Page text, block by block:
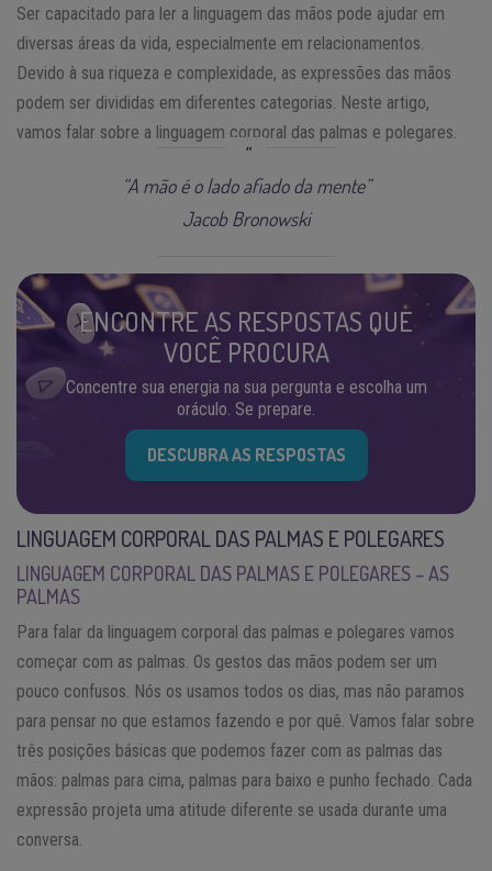
Ser capacitado para ler a linguagem das mãos pode ajudar em
diversas áreas da vida, especialmente em relacionamentos.
Devido à sua riqueza e complexidade, as expressões das mãos
podem ser divididas em diferentes categorias. Neste artigo,
vamos falar sobre a linguagem corporal das palmas e polegares.
“A mão é o lado afiado da mente”
Jacob Bronowski
ENCONTRE AS RESPOSTAS QUE
VOCÊ PROCURA
Concentre sua energia na sua pergunta e escolha um
oráculo. Se prepare.
DESCUBRA AS RESPOSTAS
LINGUAGEM CORPORAL DAS PALMAS E POLEGARES
LINGUAGEM CORPORAL DAS PALMAS E POLEGARES – AS
PALMAS
Para falar da linguagem corporal das palmas e polegares vamos
começar com as palmas. Os gestos das mãos podem ser um
pouco confusos. Nós os usamos todos os dias, mas não paramos
para pensar no que estamos fazendo e por quê. Vamos falar sobre
três posições básicas que podemos fazer com as palmas das
mãos: palmas para cima, palmas para baixo e punho fechado. Cada
expressão projeta uma atitude diferente se usada durante uma
conversa.